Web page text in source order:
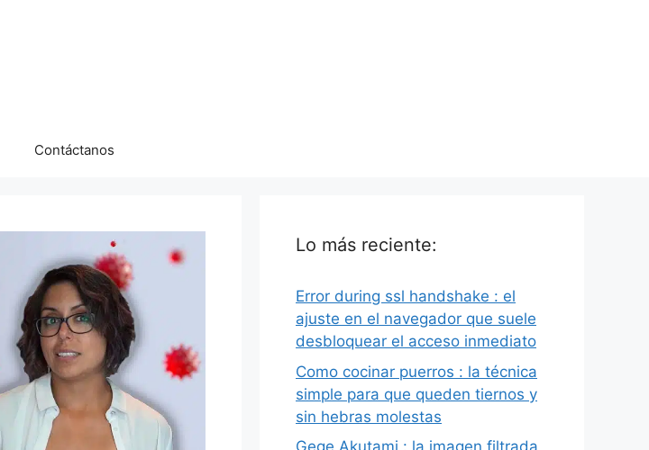
Contáctanos
Lo más reciente:
Error during ssl handshake : el
ajuste en el navegador que suele
desbloquear el acceso inmediato
Como cocinar puerros : la técnica
simple para que queden tiernos y
sin hebras molestas
Gege Akutami : la imagen filtrada